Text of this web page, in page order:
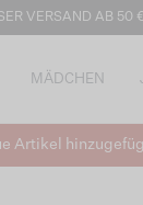
VERSAND AB 50
MÄDCHEN
Artikel